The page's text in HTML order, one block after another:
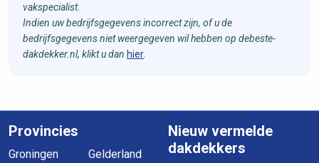
vakspecialist.
Indien uw bedrijfsgegevens incorrect zijn, of u de
bedrijfsgegevens niet weergegeven wil hebben op debeste-
dakdekker.nl, klikt u dan hier
Provincies
Groningen
Gelderland
Nieuw vermelde
dakdekkers